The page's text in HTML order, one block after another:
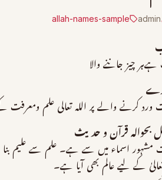
admin
allah-names-sample
چیز جاننے والا
کرنے والے پر اللہ تعالی علم ومعرفت کے
بحوالہ قرآن و حدیث
مشہور اسماء میں سے ہے۔ علم سے علیم
تعالیٰ کے لیے عالم بھی آیا ہے۔